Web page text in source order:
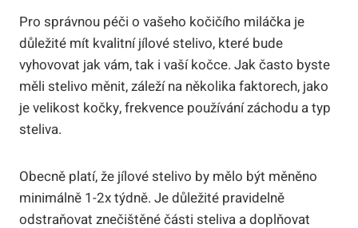
Pro⁢ správnou péči ⁤o vašeho kočičího miláčka ‌je
důležité mít kvalitní jílové stelivo, které ​bude
vyhovovat jak vám, tak i vaší kočce.⁣ Jak často ⁣byste
měli⁢ stelivo měnit, ‍záleží⁣ na několika faktorech, jako​
je velikost kočky, frekvence používání záchodu a typ
⁣steliva.
Obecně⁣ platí, ⁤že jílové stelivo by mělo​ být měněno
‍minimálně 1-2x ⁣týdně. Je⁣ důležité ⁤pravidelně
odstraňovat znečištěné ‍části steliva a doplňovat